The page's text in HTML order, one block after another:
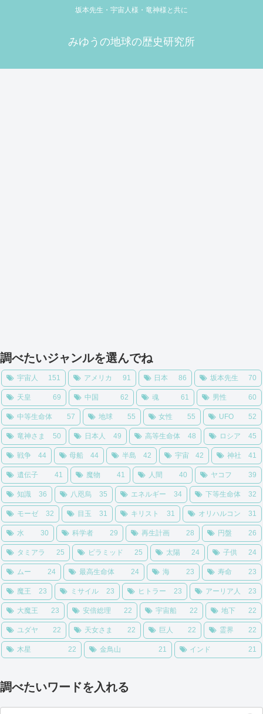
坂本先生・宇宙人様・竜神様と共に
みゆうの地球の歴史研究所
調べたいジャンルを選んでね
宇宙人 151 アメリカ 91 日本 86 坂本先生 70
天皇 69 中国 62 魂 61 男性 60
中等生命体 57 地球 55 女性 55 UFO 52
竜神さま 50 日本人 49 高等生命体 48 ロシア 45
戦争 44 母船 44 半島 42 宇宙 42 神社 41
遺伝子 41 魔物 41 人間 40 ヤコフ 39
知識 36 八咫烏 35 エネルギー 34 下等生命体 32
モーゼ 32 目玉 31 キリスト 31 オリハルコン 31
水 30 科学者 29 再生計画 28 円盤 26
タミアラ 25 ピラミッド 25 太陽 24 子供 24
ムー 24 最高生命体 24 海 23 寿命 23
魔王 23 ミサイル 23 ヒトラー 23 アーリア人 23
大魔王 23 安倍総理 22 宇宙船 22 地下 22
ユダヤ 22 天女さま 22 巨人 22 霊界 22
木星 22 金鳥山 21 インド 21
調べたいワードを入れる